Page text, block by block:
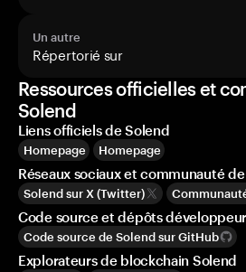
Un autre
Répertorié sur
Ressources officielles et
Solend
Liens officiels de Solend
Homepage Homepage
Réseaux sociaux et communauté
Solend sur X (Twitter)
Code source et dépôts
Code source de Solend sur GitHub
Explorateurs de blockchain Solend